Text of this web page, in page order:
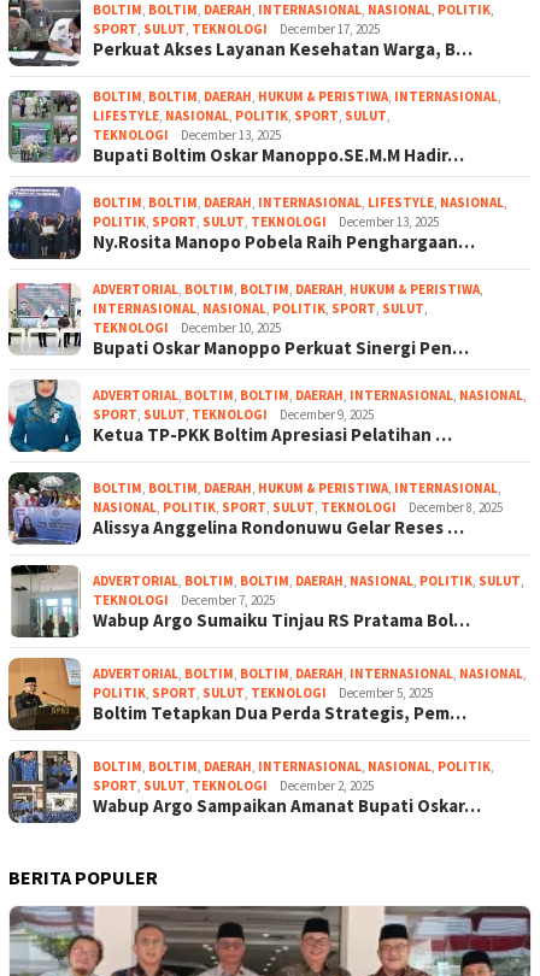
BOLTIM, BOLTIM, DAERAH, INTERNASIONAL, NASIONAL, POLITIK,
SPORT, SULUT, TEKNOLOGI December 17, 2025
Perkuat Akses Layanan Kesehatan Warga, B…
BOLTIM, BOLTIM, DAERAH, HUKUM & PERISTIWA, INTERNASIONAL,
LIFESTYLE, NASIONAL, POLITIK, SPORT, SULUT,
TEKNOLOGI
December 13, 2025
Bupati Boltim Oskar Manoppo.SE.M.M Hadir…
BOLTIM, BOLTIM, DAERAH, INTERNASIONAL, LIFESTYLE, NASIONAL,
POLITIK, SPORT, SULUT, TEKNOLOGI December 13, 2025
Ny.Rosita Manopo Pobela Raih Penghargaan…
ADVERTORIAL, BOLTIM, BOLTIM, DAERAH, HUKUM & PERISTIWA,
INTERNASIONAL, NASIONAL, POLITIK, SPORT, SULUT,
TEKNOLOGI
December 10, 2025
Bupati Oskar Manoppo Perkuat Sinergi Pen…
ADVERTORIAL, BOLTIM, BOLTIM, DAERAH, INTERNASIONAL, NASIONAL,
SPORT, SULUT, TEKNOLOGI December 9, 2025
Ketua TP-PKK Boltim Apresiasi Pelatihan …
BOLTIM, BOLTIM, DAERAH, HUKUM & PERISTIWA, INTERNASIONAL,
NASIONAL, POLITIK, SPORT, SULUT, TEKNOLOGI December 8, 2025
Alissya Anggelina Rondonuwu Gelar Reses …
ADVERTORIAL, BOLTIM, BOLTIM, DAERAH, NASIONAL, POLITIK, SULUT,
TEKNOLOGI
December 7, 2025
Wabup Argo Sumaiku Tinjau RS Pratama Bol…
ADVERTORIAL, BOLTIM, BOLTIM, DAERAH, INTERNASIONAL, NASIONAL,
POLITIK, SPORT, SULUT, TEKNOLOGI December 5, 2025
Boltim Tetapkan Dua Perda Strategis, Pem…
BOLTIM, BOLTIM, DAERAH, INTERNASIONAL, NASIONAL, POLITIK,
SPORT, SULUT, TEKNOLOGI December 2, 2025
Wabup Argo Sampaikan Amanat Bupati Oskar…
BERITA POPULER